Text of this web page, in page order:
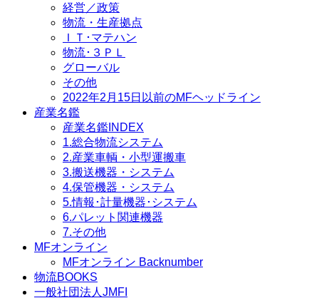
経営／政策
物流・生産拠点
ＩＴ･マテハン
物流･３ＰＬ
グローバル
その他
2022年2月15日以前のMFヘッドライン
産業名鑑
産業名鑑INDEX
1.総合物流システム
2.産業車輌・小型運搬車
3.搬送機器・システム
4.保管機器・システム
5.情報･計量機器･システム
6.パレット関連機器
7.その他
MFオンライン
MFオンライン Backnumber
物流BOOKS
一般社団法人JMFI